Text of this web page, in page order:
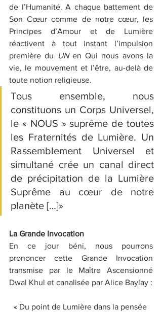
de l’Humanité. A chaque battement de
Son Cœur comme de notre cœur, les
Principes d’Amour et de Lumière
réactivent à tout instant l’impulsion
première du
UN en Qui nous avons la
vie, le mouvement et l’être, au-delà de
toute notion religieuse.
Tous ensemble, nous
constituons un Corps Universel,
le « NOUS » suprême de toutes
les Fraternités de Lumière. Un
Rassemblement Universel et
simultané crée un canal direct
de précipitation de la Lumière
Suprême au cœur de notre
planète […]»
La Grande Invocation
En ce jour béni, nous pourrons
prononcer cette Grande Invocation
transmise par le Maître Ascensionné
Dwal Khul et canalisée par Alice Baylay :
« Du point de Lumière dans la pensée